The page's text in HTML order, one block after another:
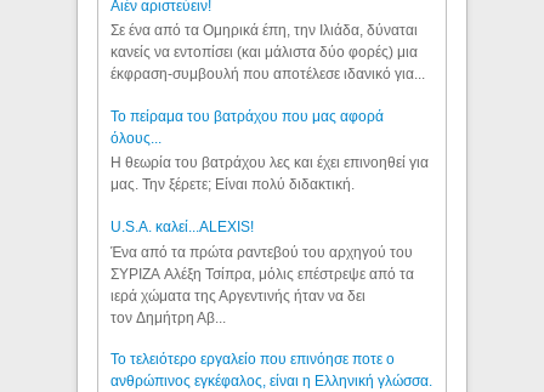
Aιέν αριστεύειν!
Σε ένα από τα Ομηρικά έπη, την Ιλιάδα, δύναται
κανείς να εντοπίσει (και μάλιστα δύο φορές) μια
έκφραση-συμβουλή που αποτέλεσε ιδανικό για...
Το πείραμα του βατράχου που μας αφορά
όλους...
Η θεωρία του βατράχου λες και έχει επινοηθεί για
μας. Την ξέρετε; Είναι πολύ διδακτική.
U.S.A. καλεί...ALEXIS!
Ένα από τα πρώτα ραντεβού του αρχηγού του
ΣΥΡΙΖΑ Αλέξη Τσίπρα, μόλις επέστρεψε από τα
ιερά χώματα της Αργεντινής ήταν να δει
τον Δημήτρη Αβ...
Το τελειότερο εργαλείο που επινόησε ποτε ο
ανθρώπινος εγκέφαλος, είναι η Ελληνική γλώσσα.